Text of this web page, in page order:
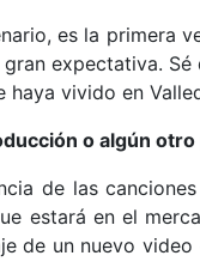
es la primera
expectativa. Sé
vivido en
o algún
de las
estará en el
de un nuevo